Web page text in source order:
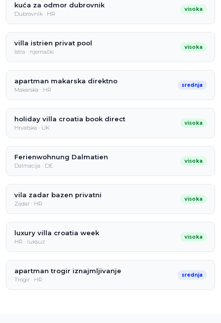
kuća za odmor dubrovnik
Dubrovnik · HR
visoka
villa istrien privat pool
Istra · njemački
visoka
apartman makarska direktno
Makarska · HR
srednja
holiday villa croatia book direct
Hrvatska · UK
visoka
Ferienwohnung Dalmatien
Dalmacija · DE
visoka
vila zadar bazen privatni
Zadar · HR
visoka
luxury villa croatia week
HR · luksuz
visoka
apartman trogir iznajmljivanje
Trogir · HR
srednja